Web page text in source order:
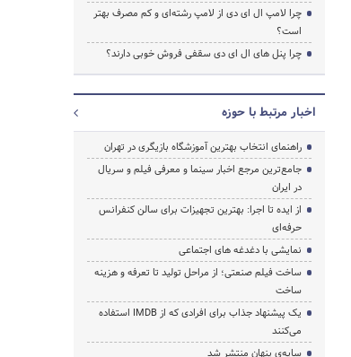
چرا لامپ ال ای دی از لامپ رشته‌ای و کم مصرف بهتر
است؟
چرا پنل های ال ای دی سقفی فروش خوبی دارند؟
اخبار مرتبط با حوزه
راهنمای انتخاب بهترین آموزشگاه بازیگری در تهران
جامع‌ترین مرجع اخبار سینما و معرفی فیلم و سریال
در ایران
از ایده تا اجرا: بهترین تجهیزات برای سالن کنفرانس
حرفه‌ای
نمایشی با دغدغه های اجتماعی
ساخت فیلم صنعتی؛ از مراحل تولید تا تعرفه و هزینه
ساخت
یک پیشنهاد جذاب برای افرادی که از IMDB استفاده
می‌کنند
سایه‌ی پنهان منتشر شد